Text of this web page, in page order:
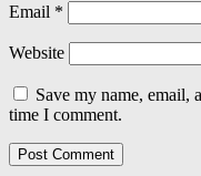
Email *
Website
Save my name, email,
time I comment.